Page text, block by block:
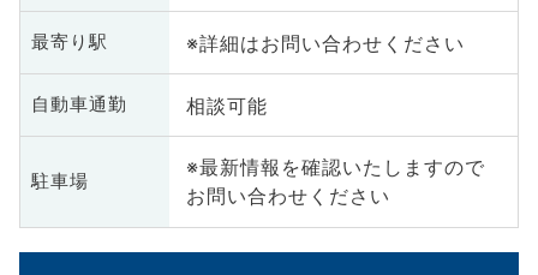
最寄り駅 ※詳細はお問い合わせください
自動車通勤 相談可能
駐車場
※最新情報を確認いたしますので
お問い合わせください